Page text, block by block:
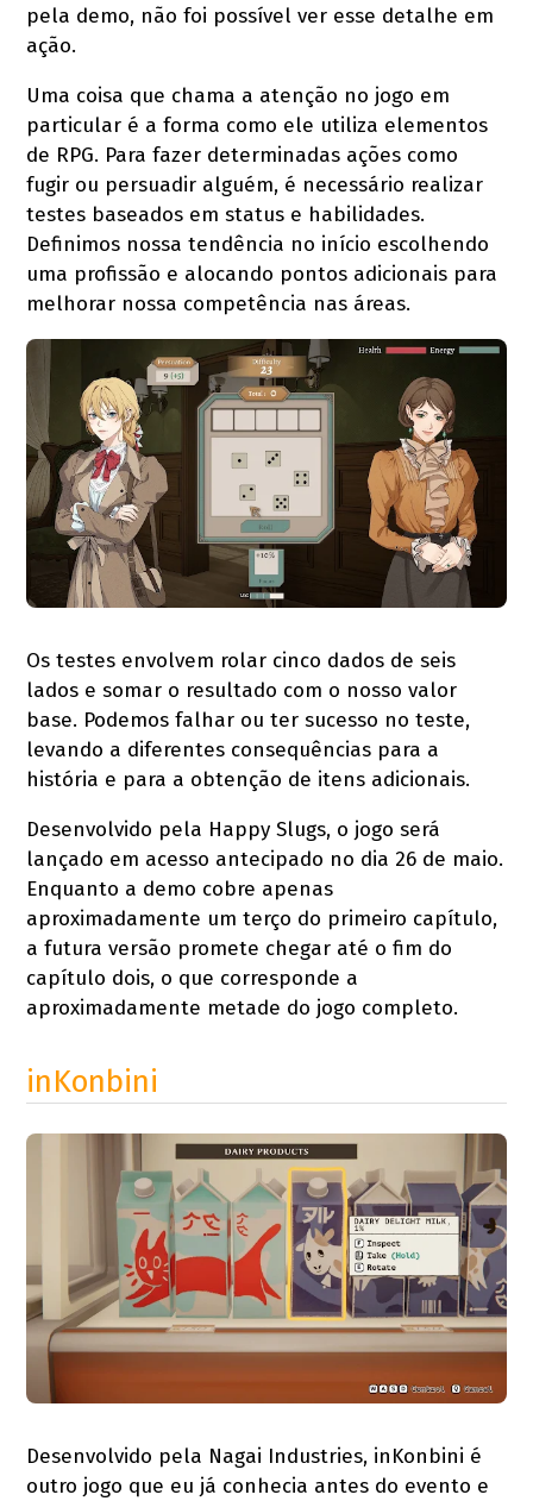
pela demo, não foi possível ver esse detalhe em
ação.
Uma coisa que chama a atenção no jogo em
particular é a forma como ele utiliza elementos
de RPG. Para fazer determinadas ações como
fugir ou persuadir alguém, é necessário realizar
testes baseados em status e habilidades.
Definimos nossa tendência no início escolhendo
uma profissão e alocando pontos adicionais para
melhorar nossa competência nas áreas.
Os testes envolvem rolar cinco dados de seis
lados e somar o resultado com o nosso valor
base. Podemos falhar ou ter sucesso no teste,
levando a diferentes consequências para a
história e para a obtenção de itens adicionais.
Desenvolvido pela Happy Slugs, o jogo será
lançado em acesso antecipado no dia 26 de maio.
Enquanto a demo cobre apenas
aproximadamente um terço do primeiro capítulo,
a futura versão promete chegar até o fim do
capítulo dois, o que corresponde a
aproximadamente metade do jogo completo.
inKonbini
Desenvolvido pela Nagai Industries, inKonbini é
outro jogo que eu já conhecia antes do evento e